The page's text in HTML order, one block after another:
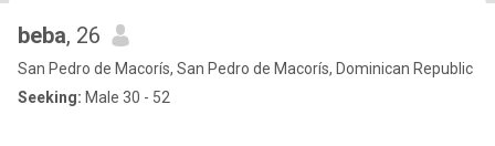
beba, 26
San Pedro de Macorís, San Pedro de Macorís, Dominican Republic
Seeking: Male 30 - 52